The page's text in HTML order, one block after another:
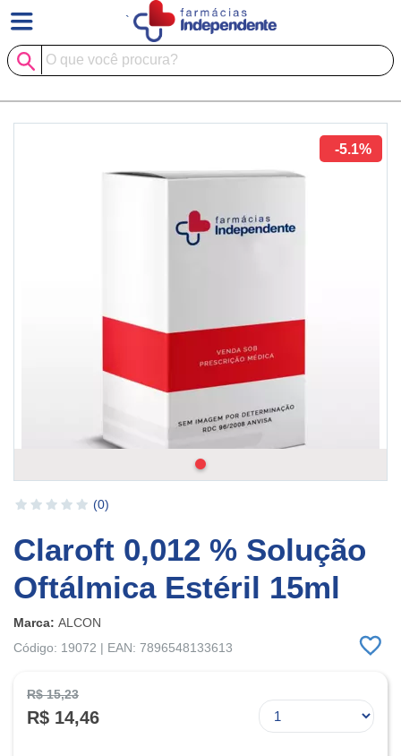
`
-5.1%
(0)
Claroft 0,012 % Solução
Oftálmica Estéril 15ml
Marca: ALCON
Código: 19072 | EAN: 7896548133613
R$ 15,23
R$ 14,46